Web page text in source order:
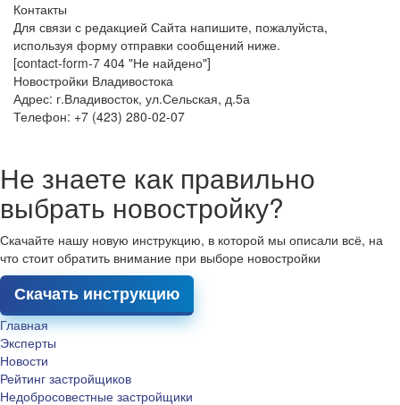
Контакты
Для связи с редакцией Сайта напишите, пожалуйста,
используя форму отправки сообщений ниже.
[contact-form-7 404 "Не найдено"]
Новостройки Владивостока
Адрес: г.Владивосток, ул.Сельская, д.5а
Телефон: +7 (423) 280-02-07
Не знаете как правильно
выбрать новостройку?
Скачайте нашу новую инструкцию, в которой мы описали всё, на
что стоит обратить внимание при выборе новостройки
Скачать инструкцию
Главная
Эксперты
Новости
Рейтинг застройщиков
Недобросовестные застройщики